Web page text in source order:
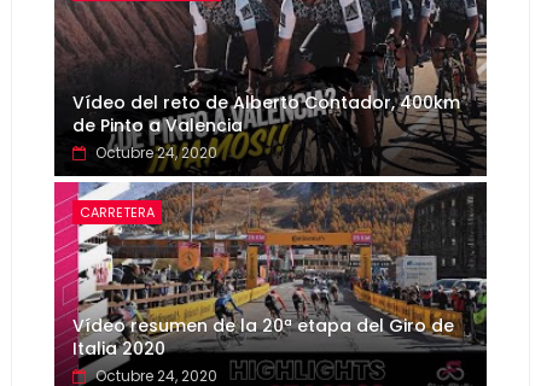
Vídeo del reto de Alberto Contador, 400km
de Pinto a Valencia
Octubre 24, 2020
CARRETERA
Vídeo resumen de la 20ª etapa del Giro de
Italia 2020
Octubre 24, 2020